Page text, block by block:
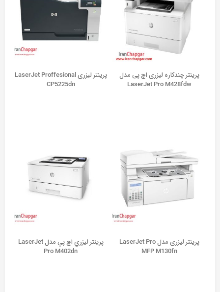
پرینتر چندکاره لیزری اچ پی مدل
LaserJet Pro M428fdw
پرینتر لیزری LaserJet Proffesional
CP5225dn
پرينتر ليزری مدل LaserJet Pro
MFP M130fn
پرينتر ليزري اچ پي مدل LaserJet
Pro M402dn